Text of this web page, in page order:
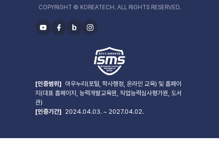
COPYRIGHT © KOREATECH. ALL RIGHTS RESERVED.
유
페
b
블
인
타
그
[인증범위] 아우누리(포털, 학사행정, 온라인 교육) 및 홈페이
지(대표 홈페이지, 능력개발교육원, 직업능력심사평가원, 도서
관)
[인증기간] 2024.04.03. ~ 2027.04.02.